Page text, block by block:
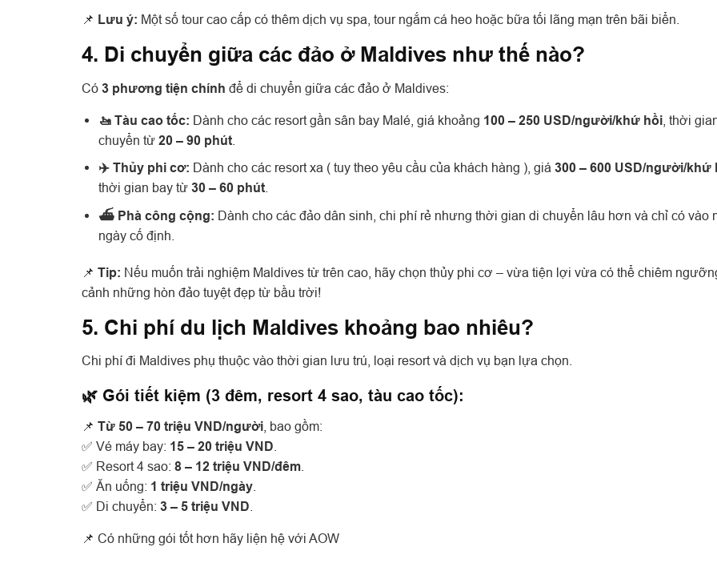
📌 Lưu ý: Một số tour cao cấp có thêm dịch vụ spa, tour ngắm cá heo hoặc bữa tối lãng mạn trên bãi biển.
4. Di chuyển giữa các đảo ở Maldives như thế nào?
Có 3 phương tiện chính để di chuyển giữa các đảo ở Maldives:
🚤 Tàu cao tốc: Dành cho các resort gần sân bay Malé, giá khoảng 100 – 250 USD/người/khứ hồi, thời
chuyển từ 20 – 90 phút.
✈️ Thủy phi cơ: Dành cho các resort xa ( tuy theo yêu cầu của khách hàng ), giá 300 – 600 USD/người/khứ
thời gian bay từ 30 – 60 phút.
⛴️ Phà công cộng: Dành cho các đảo dân sinh, chi phí rẻ nhưng thời gian di chuyển lâu hơn và chỉ có vào
ngày cố định.
📌 Tip: Nếu muốn trải nghiệm Maldives từ trên cao, hãy chọn thủy phi cơ – vừa tiện lợi vừa có thể chiêm
cảnh những hòn đảo tuyệt đẹp từ bầu trời!
5. Chi phí du lịch Maldives khoảng bao nhiêu?
Chi phí đi Maldives phụ thuộc vào thời gian lưu trú, loại resort và dịch vụ bạn lựa chọn.
🌿 Gói tiết kiệm (3 đêm, resort 4 sao, tàu cao tốc):
📌 Từ 50 – 70 triệu VND/người , bao gồm:
✅ Vé máy bay: 15 – 20 triệu VND
✅ Resort 4 sao: 8 – 12 triệu VND/đêm
✅ Ăn uống: 1 triệu VND/ngày
✅ Di chuyển: 3 – 5 triệu VND
📌 Có những gói tốt hơn hãy liện hệ với AOW